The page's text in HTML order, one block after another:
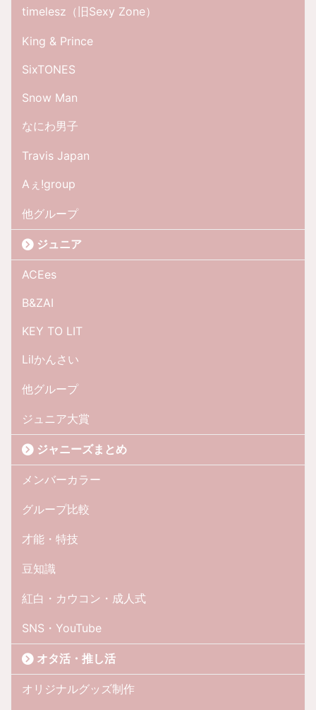
timelesz（旧Sexy Zone）
King & Prince
SixTONES
Snow Man
なにわ男子
Travis Japan
Aぇ!group
他グループ
ジュニア
ACEes
B&ZAI
KEY TO LIT
Lilかんさい
他グループ
ジュニア大賞
ジャニーズまとめ
メンバーカラー
グループ比較
才能・特技
豆知識
紅白・カウコン・成人式
SNS・YouTube
オタ活・推し活
オリジナルグッズ制作